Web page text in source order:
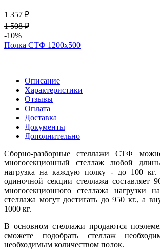
1 357 ₽
1 508 ₽
-10%
Полка СТФ 1200х500
Описание
Характеристики
Отзывы
Оплата
Доставка
Документы
Дополнительно
Сборно-разборные стеллажи СТФ
многосекционный стеллаж любой
нагрузка на каждую полку - до 100 кг.
одиночной секции стеллажа составляет
многосекционного стеллажа нагрузки
стеллажа могут достигать до 950 кг., а
1000 кг.
В основном стеллажи продаются
сможете подобрать стеллаж
необходимым количеством полок.